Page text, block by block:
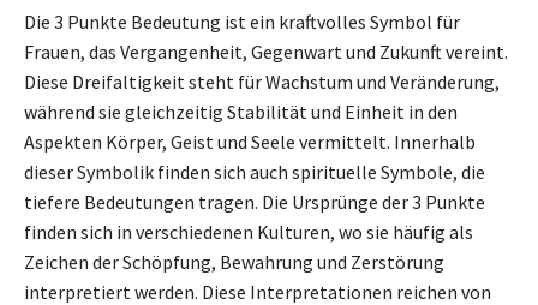
Die 3 Punkte Bedeutung ist ein kraftvolles Symbol für
Frauen, das Vergangenheit, Gegenwart und Zukunft vereint.
Diese Dreifaltigkeit steht für Wachstum und Veränderung,
während sie gleichzeitig Stabilität und Einheit in den
Aspekten Körper, Geist und Seele vermittelt. Innerhalb
dieser Symbolik finden sich auch spirituelle Symbole, die
tiefere Bedeutungen tragen. Die Ursprünge der 3 Punkte
finden sich in verschiedenen Kulturen, wo sie häufig als
Zeichen der Schöpfung, Bewahrung und Zerstörung
interpretiert werden. Diese Interpretationen reichen von